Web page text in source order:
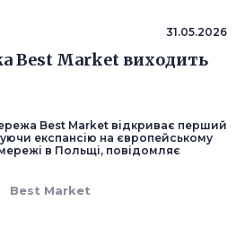
31.05.2026
Best Market виходить
Best Market відкриває перший
експансію на європейському
в Польщі, повідомляє
Best Market